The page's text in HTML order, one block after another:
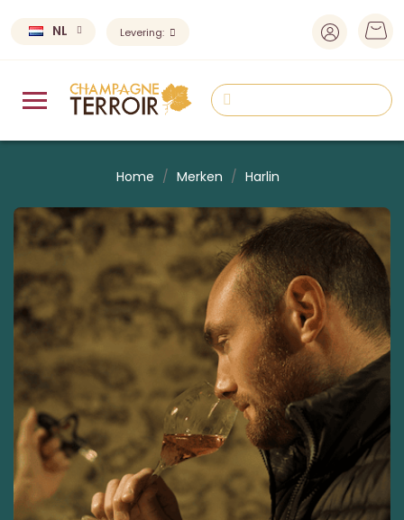
NL Levering:
Home Merken Harlin